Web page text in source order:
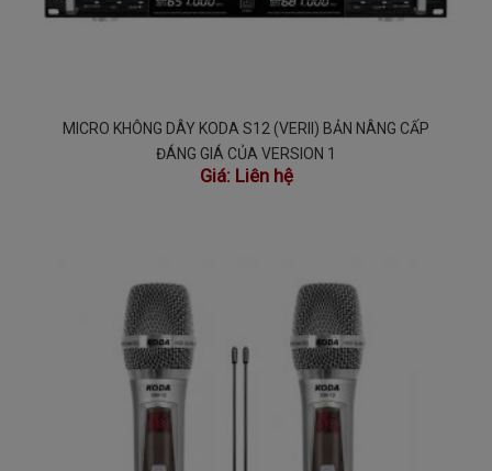
MICRO KHÔNG DÂY KODA S12 (VERII) BẢN NÂNG CẤP
ĐÁNG GIÁ CỦA VERSION 1
Giá: Liên hệ